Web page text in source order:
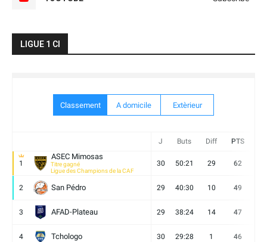
LIGUE 1 CI
Classement A domicile Extèrieur
J Buts Diff PTS
1
ASEC Mimosas
Titre gagné
Ligue des Champions de la CAF
30 50:21 29 62
2 San Pédro 29 40:30 10 49
3 AFAD-Plateau 29 38:24 14 47
4 Tchologo 30 29:28 1 46